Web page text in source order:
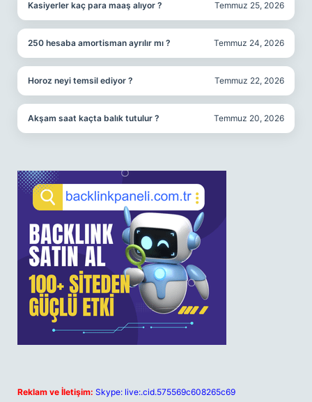
Kasiyerler kaç para maaş alıyor ? Temmuz 25, 2026
250 hesaba amortisman ayrılır mı ? Temmuz 24, 2026
Horoz neyi temsil ediyor ? Temmuz 22, 2026
Akşam saat kaçta balık tutulur ? Temmuz 20, 2026
Reklam ve İletişim: Skype: live:.cid.575569c608265c69